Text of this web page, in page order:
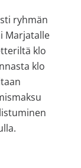
ryhmän
Marjatalle
klo
klo